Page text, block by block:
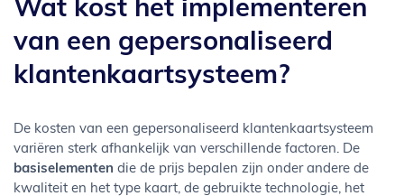
Wat kost het implementeren
van een gepersonaliseerd
klantenkaartsysteem?
De kosten van een gepersonaliseerd klantenkaartsysteem
variëren sterk afhankelijk van verschillende factoren. De
basiselementen die de prijs bepalen zijn onder andere de
kwaliteit en het type kaart, de gebruikte technologie, het